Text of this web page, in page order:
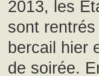
2013, les
sont
bercail hier
de soirée.